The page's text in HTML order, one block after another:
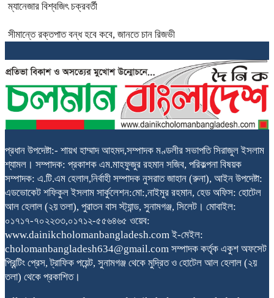
ম্যানেজার বিশ্বজিৎ চক্রবর্তী
সীমান্তে রক্তপাত বন্ধ হবে কবে, জানতে চান রিজভী
প্রধান উপদেষ্টা:- শায়খ হাম্মাদ আহমদ,সম্পাদক মণ্ডলীর সভাপতি সিরাজুল ইসলাম
শ্যামল। সম্পাদক: প্রকাশক এম.মাহফুজুর রহমান সজিব, পরিকল্পনা বিষয়ক
সম্পাদক: এ.টি.এম হেলাল,নির্বাহী সম্পাদক নুসরাত জাহান (রুনা), আইন উপদেষ্টা:
এডভোকেট শফিকুল ইসলাম সার্কুলেশন:মো:,নাইমুর রহমান, হেড অফিস: হোটেল
আল হেলাল (২য় তলা), পুরাতন বাস স্ট্যান্ড, সুনামগঞ্জ, সিলেট। মোবাইল:
০১৭১৭-৭০২২৩৩,০১৭১২-৫৫৬৪৬৫ ওয়েব:
www.dainikcholomanbangladesh.com ই-মেইল:
cholomanbangladesh634@gmail.com সম্পাদক কর্তৃক একুশ অফসেট
প্রিন্টিং প্রেস, ট্রাফিক পয়েন্ট, সুনামগঞ্জ থেকে মুদ্রিত ও হোটেল আল হেলাল (২য়
তলা) থেকে প্রকাশিত।